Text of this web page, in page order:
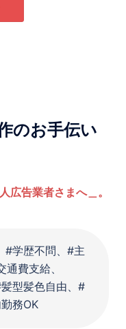
のお手伝い
広告業者さまへ＿。
#学歴不問、#主
費支給、
型髪色自由、#
務OK